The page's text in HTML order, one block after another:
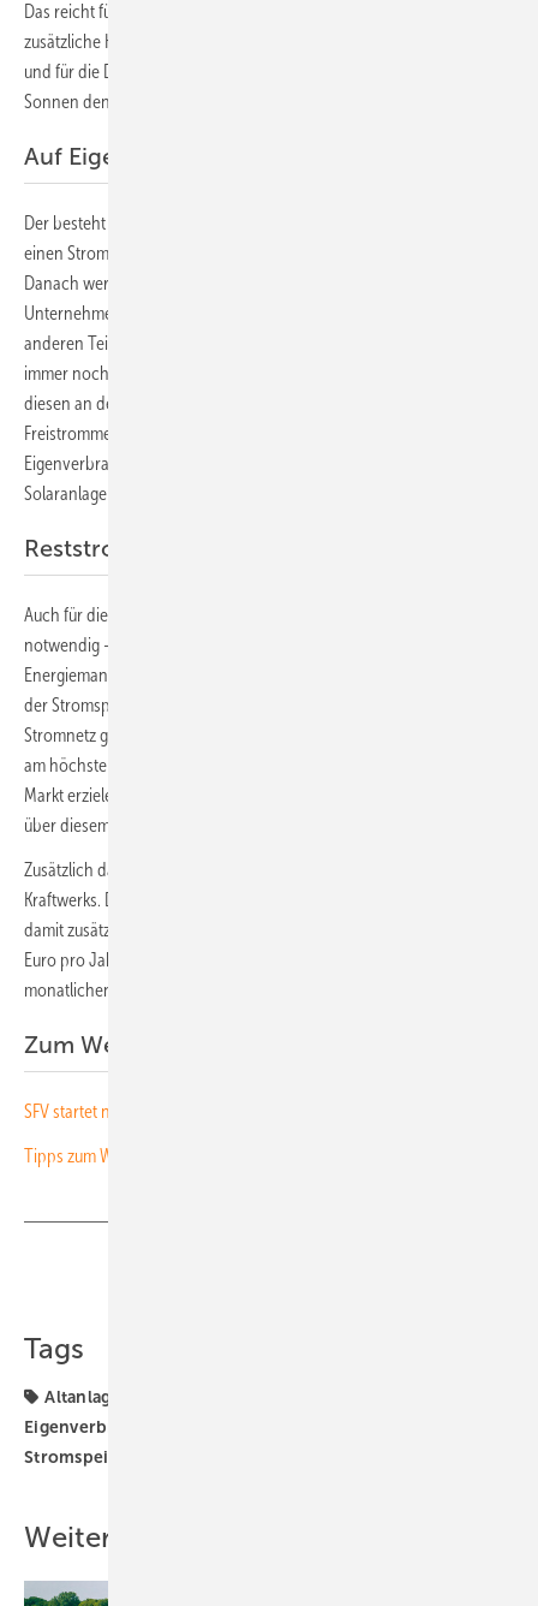
Das reicht für einen wirtschaftlichen Betrieb nicht aus. Denn es fallen
zusätzliche Kosten für die Aufrüstung der Mess- und Regelungstechnik
und für die Direktvermarktung an. Um das Problem zu lösen, hat
Sonnen den Tarif Sonnenflat direkt entwickelt.
Auf Eigenverbrauch umstellen
Der besteht aus drei Teilen. Zunächst integrieren die Anlagenbetreiber
einen Stromspeicher von Sonnen und stellen auf Eigenverbrauch um.
Danach werden sie in das Direktvermarktungssystem des
Unternehmens integriert, über das sie überschüssigen Strom mit
anderen Teilnehmern der Community teilen können. Wenn dann
immer noch ungenutzter Solarstrom übrig ist, vermarktet Sonnen
diesen an der Strombörse. Als Gegenleistung erhält der Haushalt eine
Freistrommenge, die seine Stromkosten zusätzlich zum
Eigenverbrauch senkt. Der Tarif ist offen für Betreiber von
Solaranlagen mit einer Leistung zwischen drei und 30 Kilowatt.
Reststrommengen an der Börse vermarkten
Auch für die Teilnahme an der Communitiy sind Investitionen
notwendig – nicht nur in die Batterie, sondern auch in ein
Energiemanagementsystem. Doch über ein intelligentes Management
der Stromspeicher kann Sonnen den Zeitpunkt der Einspeisung ins
Stromnetz gezielt auf Zeiten verschieben, in denen der Börsenpreis
am höchsten ist. Die Community kann für den Haushalt so Erträge am
Markt erzielen, die dem Durchschnittspreis entsprechen oder sogar
über diesem liegen.
Zusätzlich dazu integriert Sonnen den Speicher in sein virtuelles
Kraftwerks. Das gleicht Schwankungen im Stromnetz aus und erzielt
damit zusätzliche Einnahmen für den Betreiber in Höhe von derzeit 77
Euro pro Jahr. Im Gegenzug zahlt der Anlagenbetreiber einen
monatlichen Beitrag zur Community in Höhe von 9,90 Euro. (su)
Zum Weiterlesen:
SFV startet neue Petition für ältere Solaranlagen
Tipps zum Weiterbetrieb von Solaranlagen ohne Förderung
Tags
Altanlage
Eigenverbrauch
Stromspeicher
Weitere Inhalte